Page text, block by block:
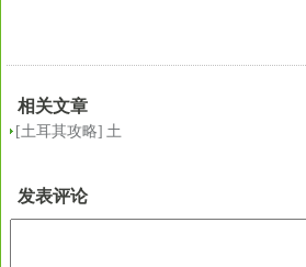
相关文章
[土耳其攻略] 土
发表评论